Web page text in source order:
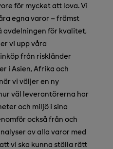
för mycket att lova. Vi
egna varor – främst
avdelningen för kvalitet,
vi upp våra
från riskländer
i Asien, Afrika och
vi väljer en ny
väl leverantörerna har
och miljö i sina
också från och
av alla varor med
vi ska kunna ställa rätt